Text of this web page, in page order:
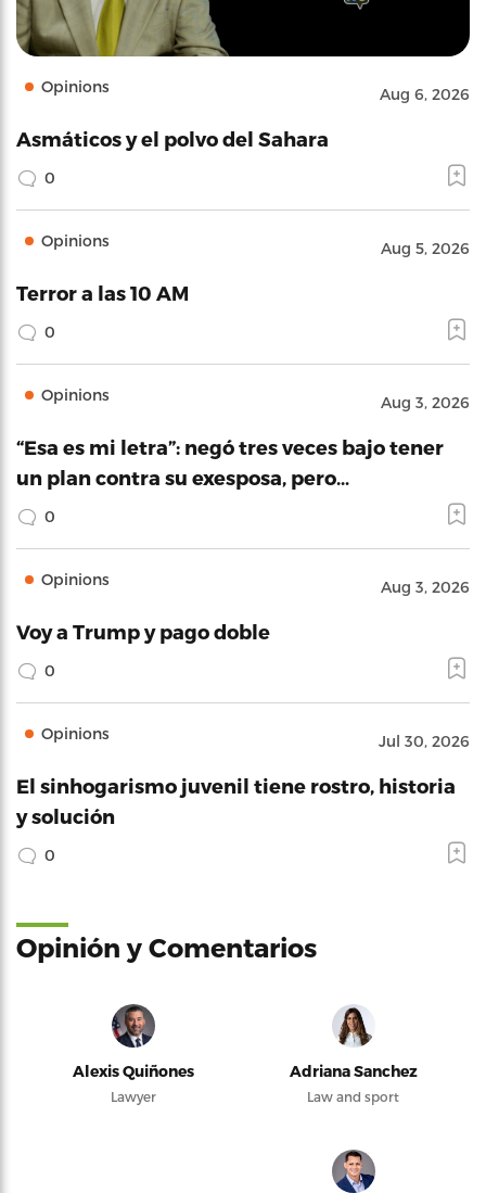
Opinions Aug 6, 2026
Asmáticos y el polvo del Sahara
0
Opinions Aug 5, 2026
Terror a las 10 AM
0
Opinions Aug 3, 2026
“Esa es mi letra”: negó tres veces bajo tener
un plan contra su exesposa, pero…
0
Opinions Aug 3, 2026
Voy a Trump y pago doble
0
Opinions Jul 30, 2026
El sinhogarismo juvenil tiene rostro, historia
y solución
0
Opinión y Comentarios
Alexis Quiñones
Lawyer
Adriana Sanchez
Law and sport